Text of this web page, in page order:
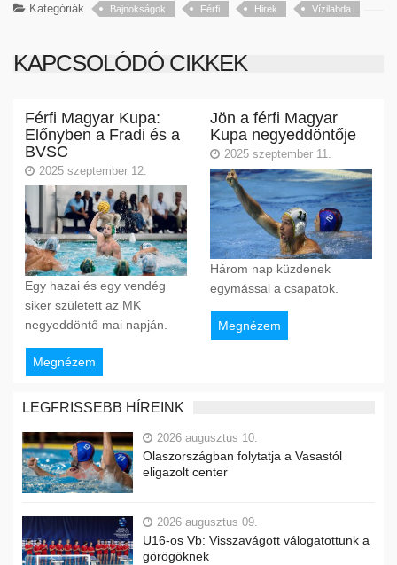
Kategóriák Bajnokságok Férfi Hirek Vízilabda
KAPCSOLÓDÓ CIKKEK
Férfi Magyar Kupa:
Előnyben a Fradi és a
BVSC
2025 szeptember 12.
Egy hazai és egy vendég
siker született az MK
negyeddöntő mai napján.
Megnézem
Jön a férfi Magyar
Kupa negyeddöntője
2025 szeptember 11.
Három nap küzdenek
egymással a csapatok.
Megnézem
LEGFRISSEBB HÍREINK
2026 augusztus 10.
Olaszországban folytatja a Vasastól
eligazolt center
2026 augusztus 09.
U16-os Vb: Visszavágott válogatottunk a
görögöknek